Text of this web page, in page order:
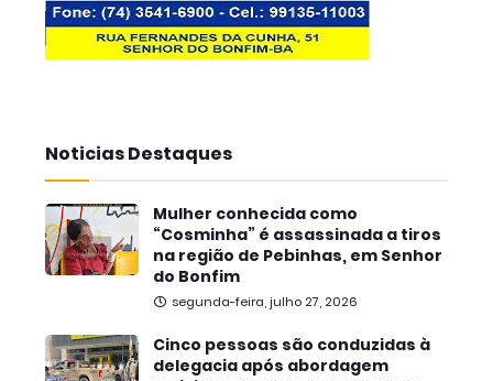
Noticias Destaques
Mulher conhecida como
“Cosminha” é assassinada a tiros
na região de Pebinhas, em Senhor
do Bonfim
segunda-feira, julho 27, 2026
Cinco pessoas são conduzidas à
delegacia após abordagem